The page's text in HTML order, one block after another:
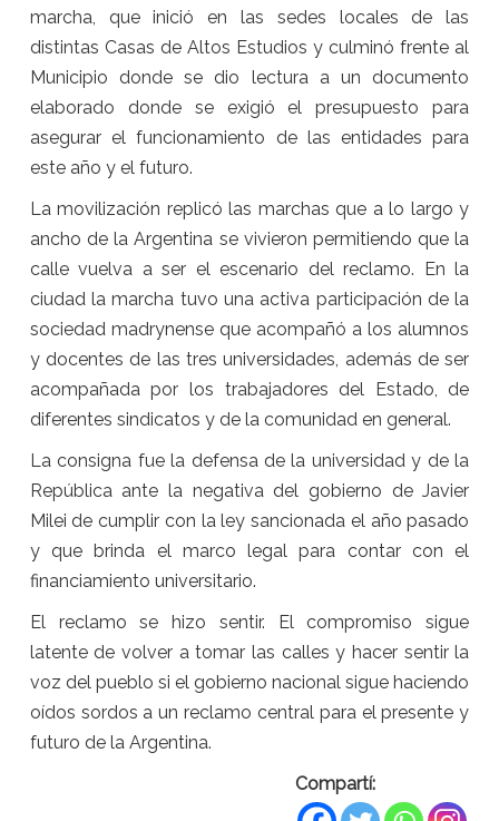
marcha, que inició en las sedes locales de las
distintas Casas de Altos Estudios y culminó frente al
Municipio donde se dio lectura a un documento
elaborado donde se exigió el presupuesto para
asegurar el funcionamiento de las entidades para
este año y el futuro.
La movilización replicó las marchas que a lo largo y
ancho de la Argentina se vivieron permitiendo que la
calle vuelva a ser el escenario del reclamo. En la
ciudad la marcha tuvo una activa participación de la
sociedad madrynense que acompañó a los alumnos
y docentes de las tres universidades, además de ser
acompañada por los trabajadores del Estado, de
diferentes sindicatos y de la comunidad en general.
La consigna fue la defensa de la universidad y de la
República ante la negativa del gobierno de Javier
Milei de cumplir con la ley sancionada el año pasado
y que brinda el marco legal para contar con el
financiamiento universitario.
El reclamo se hizo sentir. El compromiso sigue
latente de volver a tomar las calles y hacer sentir la
voz del pueblo si el gobierno nacional sigue haciendo
oídos sordos a un reclamo central para el presente y
futuro de la Argentina.
Compartí: